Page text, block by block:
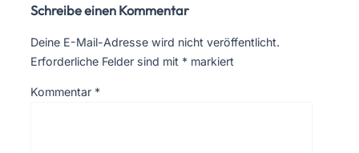
Schreibe einen Kommentar
Deine E-Mail-Adresse wird nicht veröffentlicht.
Erforderliche Felder sind mit * markiert
Kommentar *